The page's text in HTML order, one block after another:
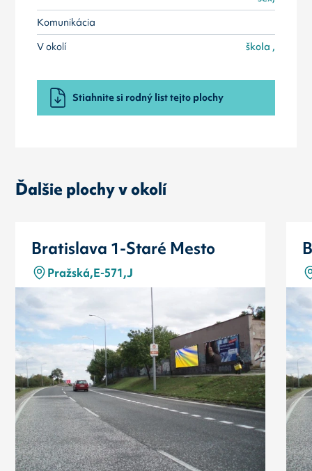
Komunikácia
V okolí
škola ,
Stiahnite si rodný list tejto plochy
Ďalšie plochy v okolí
Bratislava 1-Staré Mesto
Pražská,E-571,J